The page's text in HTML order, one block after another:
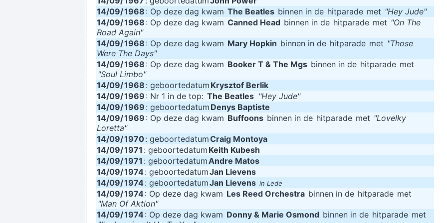
Ze hebben mij gekozen omwille van mijn acteertalent en niet omdat ik toevallig een lief snoetje heb~
What
Our TURD album?? Hahahaha!
during an interview, when a Dutch interviewer was
14/09/1968 : Op deze dag kwam The Beatles binnen in de hitparade met "Hey Jude"
14/09/1968 : Op deze dag kwam Canned Head binnen in de hitparade met "On The
Road Again"
14/09/1968 : Op deze dag kwam Mary Hopkin binnen in de hitparade met "Those
Were The Days"
14/09/1968 : Op deze dag kwam Booker T & The Mgs binnen in de hitparade met
"Soul Limbo"
14/09/1968 : geboortedatum Krysztof Berlik
14/09/1969 : Nr 1 in de top: The Beatles "Hey Jude"
14/09/1969 : geboortedatum Denys Baptiste
14/09/1969 : Op deze dag kwam Buffoons binnen in de hitparade met "Lovelky
Loretta"
14/09/1970: geboortedatumCraig Montoya
14/09/1971 : geboortedatum Keith Kubesh
14/09/1971 : geboortedatumAndre Matos
14/09/1974: geboortedatumJan Lievens
14/09/1974 : geboortedatumJan Lievens in Lede
14/09/1974: Op deze dag kwam Les Reed Orchestra binnen in de hitparade met
"Man Of Aktion"
14/09/1974 : Op deze dag kwam Donny & Marie Osmond binnen in de hitparade met